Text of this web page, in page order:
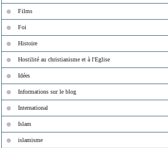
Films
Foi
Histoire
Hostilité au christianisme et à l'Eglise
Idées
Informations sur le blog
International
Islam
islamisme